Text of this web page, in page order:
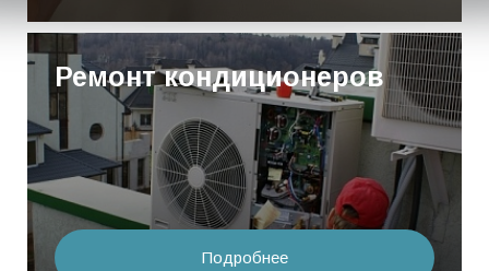
Ремонт кондиционеров
Подробнее